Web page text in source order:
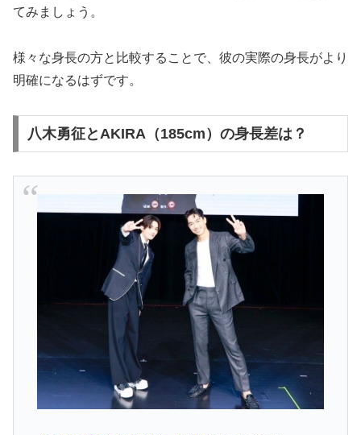
てみましょう。
様々な身長の方と比較することで、彼の実際の身長がより
明確になるはずです。
八木勇征とAKIRA（185cm）の身長差は？